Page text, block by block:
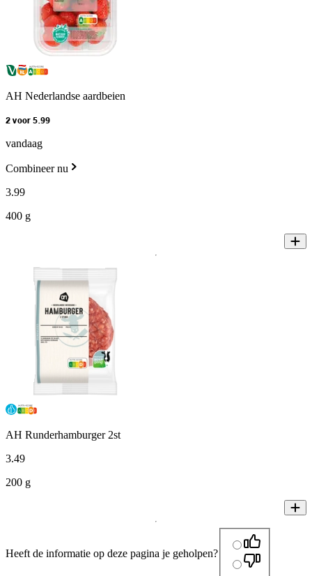
AH Nederlandse aardbeien
2 voor 5.99
vandaag
Combineer nu
3.99
400 g
AH Runderhamburger 2st
3.49
200 g
Heeft de informatie op deze pagina je geholpen?